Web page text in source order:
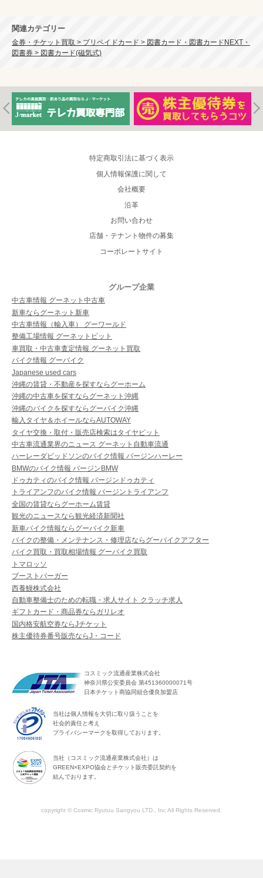
関連カテゴリー
金券・チケット買取 > プリペイドカード > 図書カード・図書カードNEXT・
図書券 > 図書カード(磁気式)
特定商取引法に基づく表示
個人情報保護に関して
会社概要
沿革
お問い合わせ
店舗・テナント物件の募集
コーポレートサイト
グループ企業
中古車情報 グーネット中古車
新車ならグーネット新車
中古車情報（輸入車） グーワールド
整備工場情報 グーネットピット
車買取・中古車査定情報 グーネット買取
バイク情報 グーバイク
Japanese used cars
沖縄の賃貸・不動産を探すならグーホーム
沖縄の中古車を探すならグーネット沖縄
沖縄のバイクを探すならグーバイク沖縄
輸入タイヤ＆ホイールならAUTOWAY
タイヤ交換・取付・販売店検索はタイヤピット
中古車流通業界のニュース グーネット自動車流通
ハーレーダビッドソンのバイク情報 バージンハーレー
BMWのバイク情報 バージンBMW
ドゥカティのバイク情報 バージンドゥカティ
トライアンフのバイク情報 バージントライアンフ
全国の賃貸ならグーホーム賃貸
観光のニュースなら観光経済新聞社
新車バイク情報ならグーバイク新車
バイクの整備・メンテナンス・修理店ならグーバイクアフター
バイク買取・買取相場情報 グーバイク買取
トマロッソ
ブーストバーガー
西養鰻株式会社
自動車整備士のための転職・求人サイト クラッチ求人
ギフトカード・商品券ならガリレオ
国内格安航空券ならJチケット
株主優待券番号販売ならJ・コード
コスミック流通産業株式会社
神奈川県公安委員会 第451360000071号
日本チケット商協同組合優良加盟店
当社は個人情報を大切に取り扱うことを
社会的責任と考え
プライバシーマークを取得しております。
当社（コスミック流通産業株式会社）は
GREEN×EXPO協会とチケット販売委託契約を
結んでおります。
copyright © Cosmic Ryutuu Sangyou LTD., Inc All Rights Reserved.